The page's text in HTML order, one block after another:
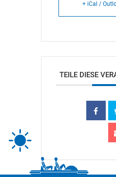
+ iCal /
TEILE DIESE